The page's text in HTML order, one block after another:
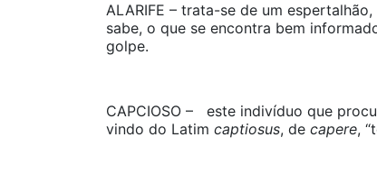
ALARIFE – trata-se de um
sabe, o que se encontra bem
golpe.
CAPCIOSO – este indivíduo que
vindo do Latim captiosus, de capere,